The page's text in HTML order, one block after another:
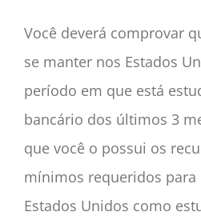
Você deverá comprovar
se manter nos Estados
período em que está
bancário dos últimos 3
que você o possui os
mínimos requeridos para
Estados Unidos como